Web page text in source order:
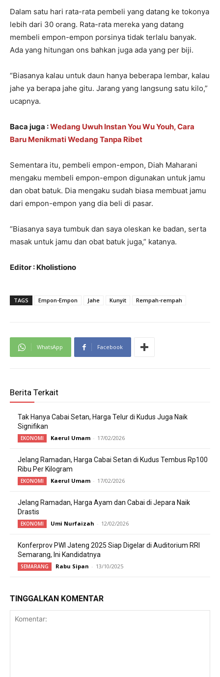
Dalam satu hari rata-rata pembeli yang datang ke tokonya
lebih dari 30 orang. Rata-rata mereka yang datang
membeli empon-empon porsinya tidak terlalu banyak.
Ada yang hitungan ons bahkan juga ada yang per biji.
“Biasanya kalau untuk daun hanya beberapa lembar, kalau
jahe ya berapa jahe gitu. Jarang yang langsung satu kilo,”
ucapnya.
Baca juga :Wedang Uwuh Instan You Wu Youh, Cara
Baru Menikmati Wedang Tanpa Ribet
Sementara itu, pembeli empon-empon, Diah Maharani
mengaku membeli empon-empon digunakan untuk jamu
dan obat batuk. Dia mengaku sudah biasa membuat jamu
dari empon-empon yang dia beli di pasar.
“Biasanya saya tumbuk dan saya oleskan ke badan, serta
masak untuk jamu dan obat batuk juga,” katanya.
Editor : Kholistiono
TAGS Empon-Empon Jahe Kunyit Rempah-rempah
WhatsApp Facebook
Berita Terkait
Tak Hanya Cabai Setan, Harga Telur di Kudus Juga Naik
Signifikan
EKONOMI Kaerul Umam - 17/02/2026
Jelang Ramadan, Harga Cabai Setan di Kudus Tembus Rp100
Ribu Per Kilogram
EKONOMI Kaerul Umam - 17/02/2026
Jelang Ramadan, Harga Ayam dan Cabai di Jepara Naik
Drastis
EKONOMI Umi Nurfaizah - 12/02/2026
Konferprov PWI Jateng 2025 Siap Digelar di Auditorium RRI
Semarang, Ini Kandidatnya
SEMARANG Rabu Sipan - 13/10/2025
TINGGALKAN KOMENTAR